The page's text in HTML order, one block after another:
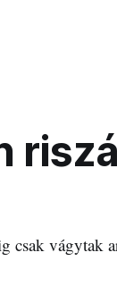
csak vágytak